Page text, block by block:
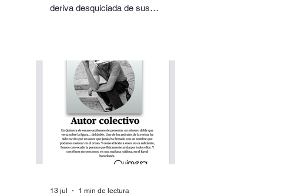
deriva desquiciada de sus
pensarla e interpelarla… que es
justamente lo que nos facilita el
argentino Ramón Starc en su
primera novela, Que se vayan todos
(Candaya).
13 jul 1 min de lectura